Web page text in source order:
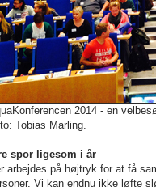
2014 - en
Tobias Marling.
spor ligesom i år
arbejdes på højtryk for at få
Vi kan endnu ikke løfte